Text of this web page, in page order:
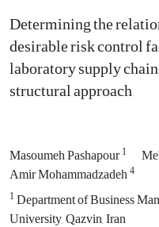
Determining the
desirable risk control
laboratory supply
structural approach
Masoumeh Pashapour1
Amir Mohammadzadeh4
1Department of Business
University, Qazvin, Iran